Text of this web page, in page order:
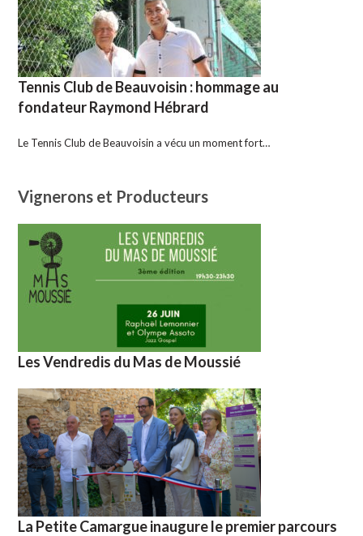
Tennis Club de Beauvoisin : hommage au
fondateur Raymond Hébrard
Le Tennis Club de Beauvoisin a vécu un moment fort…
Vignerons et Producteurs
Les Vendredis du Mas de Moussié
La Petite Camargue inaugure le premier parcours